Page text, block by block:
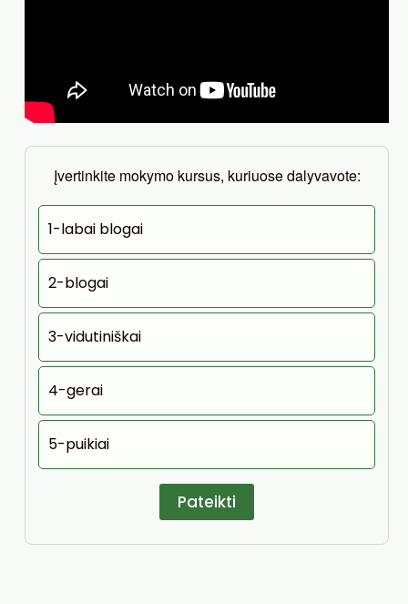
Įvertinkite mokymo kursus, kuriuose dalyvavote:
1-labai blogai
2-blogai
3-vidutiniškai
4-gerai
5-puikiai